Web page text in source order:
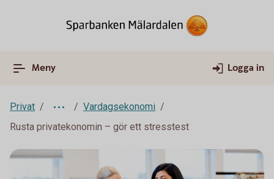
Meny Logga in
Privat
Vardagsekonomi
Rusta privatekonomin – gör ett stresstest